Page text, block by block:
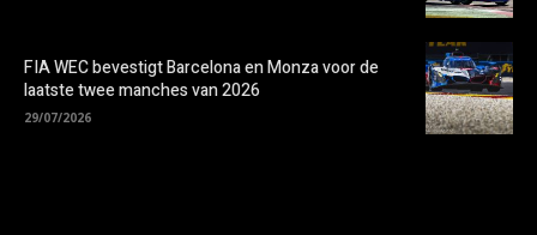
FIA WEC bevestigt Barcelona en Monza voor de
laatste twee manches van 2026
29/07/2026